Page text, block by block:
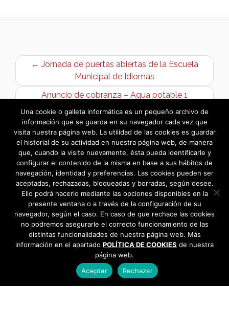
← Jornada de puertas abiertas de la Escuela
Municipal de Idiomas
Anuncio de cobranza – Agua potable 1
Trimestre 2019 →
Una cookie o galleta informática es un pequeño archivo de
información que se guarda en su navegador cada vez que
visita nuestra página web. La utilidad de las cookies es guardar
el historial de su actividad en nuestra página web, de manera
que, cuando la visite nuevamente, ésta pueda identificarle y
configurar el contenido de la misma en base a sus hábitos de
navegación, identidad y preferencias. Las cookies pueden ser
aceptadas, rechazadas, bloqueadas y borradas, según desee.
Ello podrá hacerlo mediante las opciones disponibles en la
presente ventana o a través de la configuración de su
navegador, según el caso. En caso de que rechace las cookies
no podremos asegurarle el correcto funcionamiento de las
distintas funcionalidades de nuestra página web. Más
información en el apartado POLÍTICA DE COOKIES de nuestra
página web.
Aceptar
Rechazar